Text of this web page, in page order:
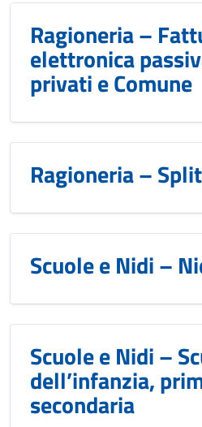
Ragioneria –
elettronica
privati e Comune
Ragioneria –
Scuole e Nidi –
Scuole e Nidi –
dell’infanzia,
secondaria